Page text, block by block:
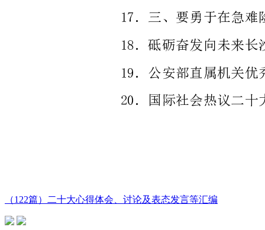
（122篇）二十大心得体会、讨论及表态发言等汇编